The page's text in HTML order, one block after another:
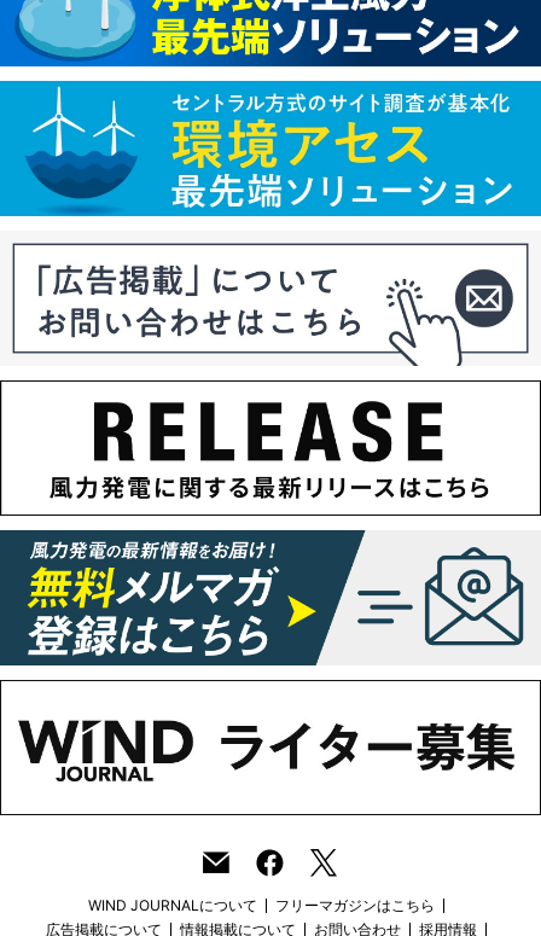
WIND JOURNALについて
フリーマガジンはこちら
広告掲載について
情報掲載について お問い合わせ 採用情報